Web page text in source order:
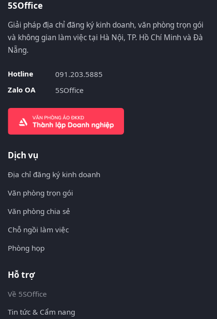
5SOffice
Giải pháp địa chỉ đăng ký kinh doanh, văn phòng trọn gói
và không gian làm việc tại Hà Nội, TP. Hồ Chí Minh và Đà
Nẵng.
Hotline
091.203.5885
Zalo OA
5SOffice
Dịch vụ
Địa chỉ đăng ký kinh doanh
Văn phòng trọn gói
Văn phòng chia sẻ
Chỗ ngồi làm việc
Phòng họp
Hỗ trợ
Về 5SOffice
Tin tức & Cẩm nang